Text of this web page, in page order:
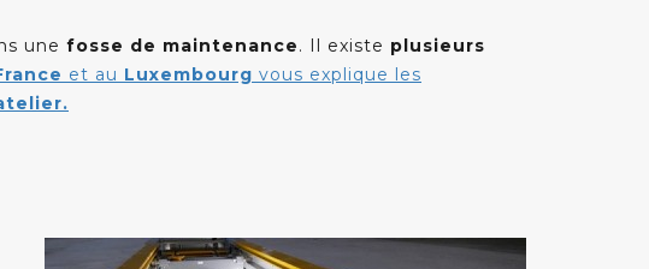
une fosse de maintenance. Il existe plusieurs
et au Luxembourg vous explique les